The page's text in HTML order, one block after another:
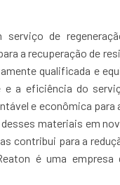
de
a recuperação de
qualificada e
e a eficiência do
e econômica
materiais em
contribui para a
é uma empresa
e com a qualidade de